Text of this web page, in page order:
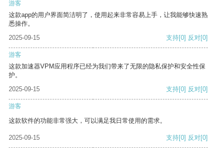
游客
这款app的用户界面简洁明了，使用起来非常容易上手，让我能够快速熟
悉操作。
2025-09-15
支持[0] 反对[0]
游客
这款加速器VPM应用程序已经为我们带来了无限的隐私保护和安全性保
护。
2025-09-15
支持[0] 反对[0]
游客
这款软件的功能非常强大，可以满足我日常使用的需求。
2025-09-15 支持[0] 反对[0]